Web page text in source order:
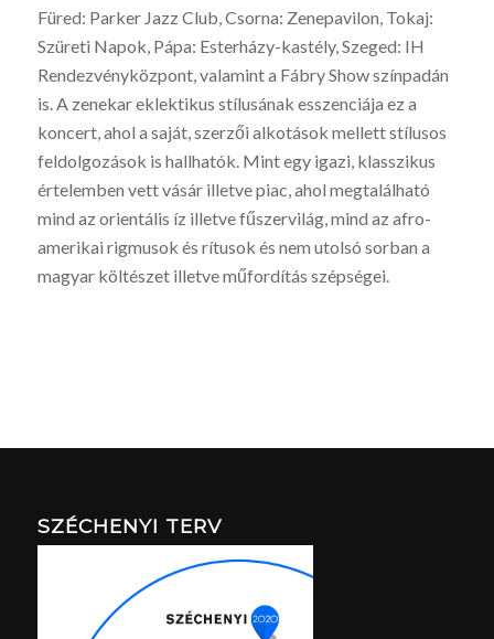
Füred: Parker Jazz Club, Csorna: Zenepavilon, Tokaj:
Szüreti Napok, Pápa: Esterházy-kastély, Szeged: IH
Rendezvényközpont, valamint a Fábry Show színpadán
is. A zenekar eklektikus stílusának esszenciája ez a
koncert, ahol a saját, szerzői alkotások mellett stílusos
feldolgozások is hallhatók. Mint egy igazi, klasszikus
értelemben vett vásár illetve piac, ahol megtalálható
mind az orientális íz illetve fűszervilág, mind az afro-
amerikai rigmusok és rítusok és nem utolsó sorban a
magyar költészet illetve műfordítás szépségei.
SZÉCHENYI TERV